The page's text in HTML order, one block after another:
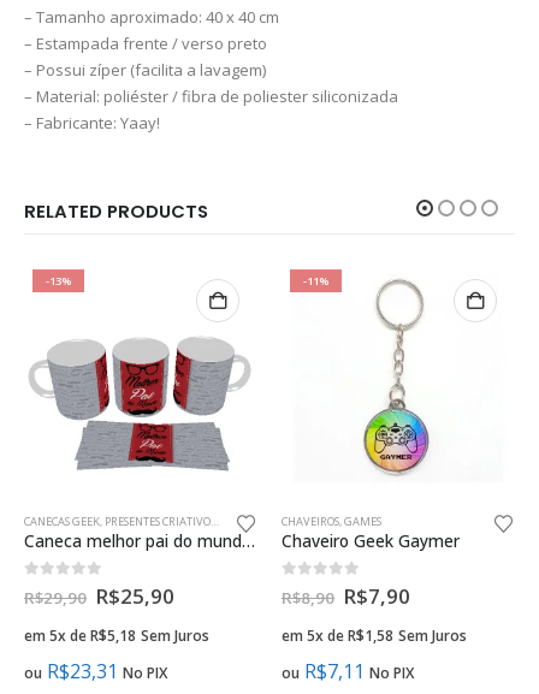
– Tamanho aproximado: 40 x 40 cm
– Estampada frente / verso preto
– Possui zíper (facilita a lavagem)
– Material: poliéster / fibra de poliester siliconizada
– Fabricante: Yaay!
RELATED PRODUCTS
-13%
CANECAS GEEK, PRESENTES CRIATIVOS PAIS GEEK
Caneca melhor pai do mundo presente criativo geek
fora de 5
R$29,90 R$25,90
em 5x deR$5,18 Sem Juros
ou R$23,31 No PIX
-11%
CHAVEIROS,GAMES
Chaveiro Geek Gaymer
fora de 5
R$8,90 R$7,90
em 5x deR$1,58 Sem Juros
ou R$7,11 No PIX